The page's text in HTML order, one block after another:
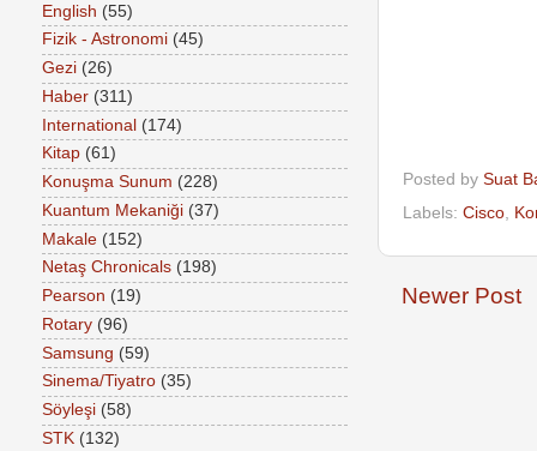
Posted by Suat
Labels: Cisco
Newer Post
English (55)
Fizik - Astronomi (45)
Gezi (26)
Haber (311)
International (174)
Kitap (61)
Konuşma Sunum (228)
Kuantum Mekaniği (37)
Makale (152)
Netaş Chronicals (198)
Pearson (19)
Rotary (96)
Samsung (59)
Sinema/Tiyatro (35)
Söyleşi (58)
STK (132)